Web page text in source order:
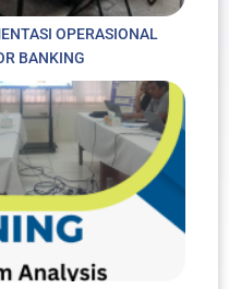
OPERASIONAL
BANKING